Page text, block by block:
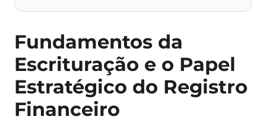
Fundamentos da
Escrituração e o Papel
Estratégico do Registro
Financeiro